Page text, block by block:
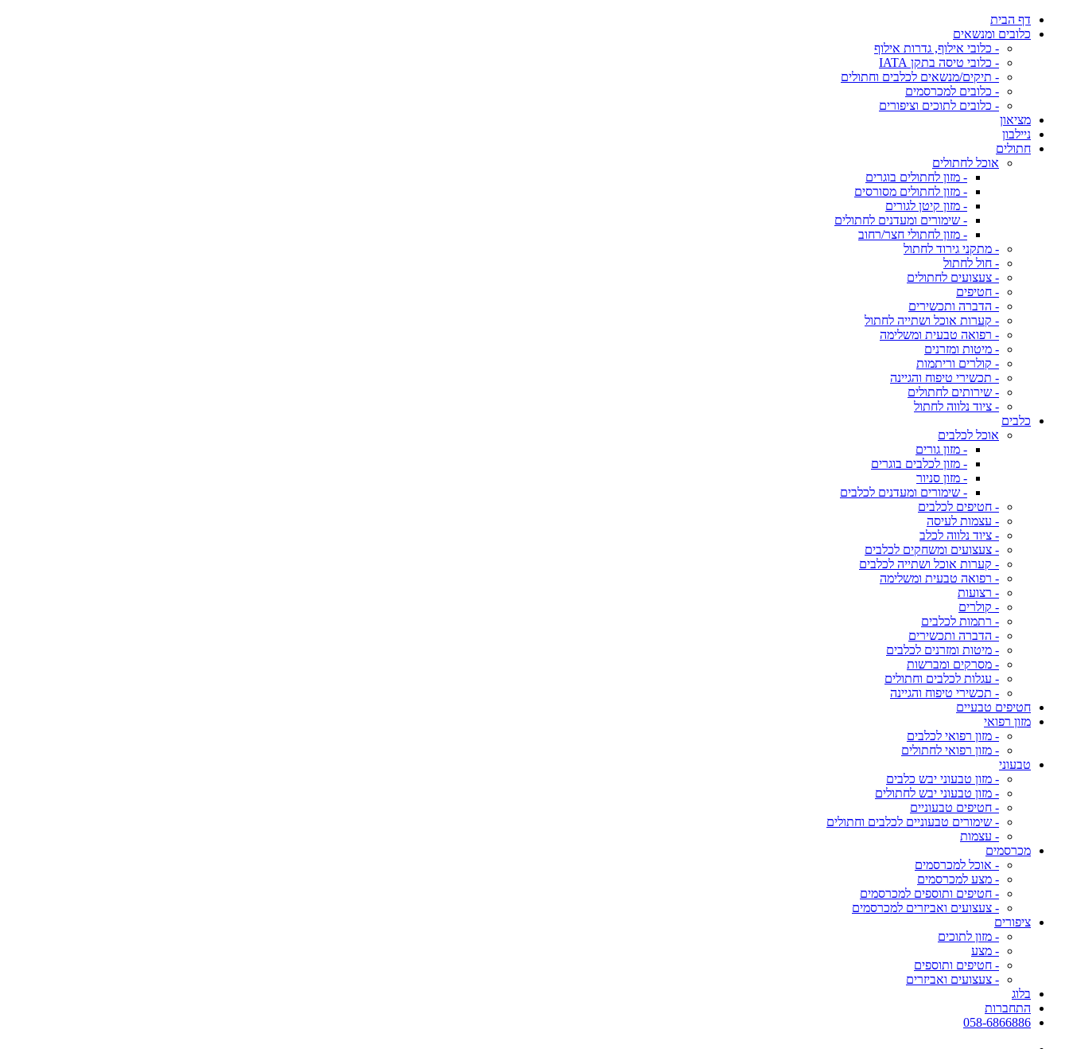
דף הבית
כלובים ומנשאים
- כלובי אילוף, גדרות אילוף
- כלובי טיסה בתקן IATA
- תיקים/מנשאים לכלבים וחתולים
- כלובים למכרסמים
- כלובים לתוכים וציפורים
מציאון
ניילבון
חתולים
אוכל לחתולים
- מזון לחתולים בוגרים
- מזון לחתולים מסורסים
- מזון קיטן לגורים
- שימורים ומעדנים לחתולים
- מזון לחתולי חצר/רחוב
- מתקני גירוד לחתול
- חול לחתול
- צעצועים לחתולים
- חטיפים
- הדברה ותכשירים
- קערות אוכל ושתייה לחתול
- רפואה טבעית ומשלימה
- מיטות ומזרנים
- קולרים וריתמות
- תכשירי טיפוח והגיינה
- שירותים לחתולים
- ציוד נלווה לחתול
כלבים
אוכל לכלבים
- מזון גורים
- מזון לכלבים בוגרים
- מזון סניור
- שימורים ומעדנים לכלבים
- חטיפים לכלבים
- עצמות לעיסה
- ציוד נלווה לכלב
- צעצועים ומשחקים לכלבים
- קערות אוכל ושתייה לכלבים
- רפואה טבעית ומשלימה
- רצועות
- קולרים
- רתמות לכלבים
- הדברה ותכשירים
- מיטות ומזרנים לכלבים
- מסרקים ומברשות
- עגלות לכלבים וחתולים
- תכשירי טיפוח והגיינה
חטיפים טבעיים
מזון רפואי
- מזון רפואי לכלבים
- מזון רפואי לחתולים
טבעוני
- מזון טבעוני יבש כלבים
- מזון טבעוני יבש לחתולים
- חטיפים טבעוניים
- שימורים טבעוניים לכלבים וחתולים
- עצמות
מכרסמים
- אוכל למכרסמים
- מצע למכרסמים
- חטיפים ותוספים למכרסמים
- צעצועים ואביזרים למכרסמים
ציפורים
- מזון לתוכים
- מצע
- חטיפים ותוספים
- צעצועים ואביזרים
בלוג
התחברות
058-6866886